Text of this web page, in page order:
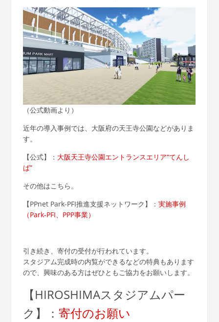
（公式動画より）
近年の導入事例では、大阪府の天王寺公園などがありま
す。
【公式】： 大阪天王寺公園エントランスエリア“てんし
ば”
その他はこちら。
【PPnet Park-PFI推進支援ネットワーク】： 実施事例
（Park-PFI、PPP事業）
引き続き、寄付の受付が行われています。
スタジアム完成時の内覧ができるなどの特典もあります
ので、興味のある方はぜひともご協力をお願いします。
【HIROSHIMAスタジアムパー
ク】： 寄付のお願い